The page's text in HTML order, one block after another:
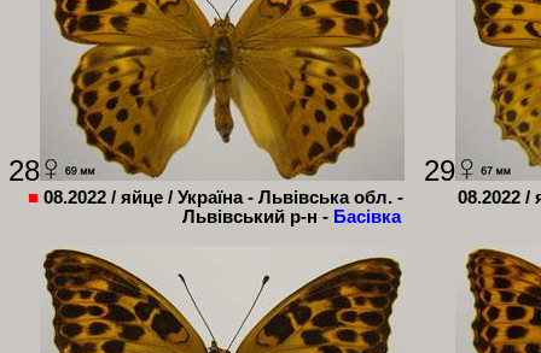
28
■ 08.2022 / яйце / Україна - Львівська обл. -
Львівський р-н - Басівка
29
08.2022 /